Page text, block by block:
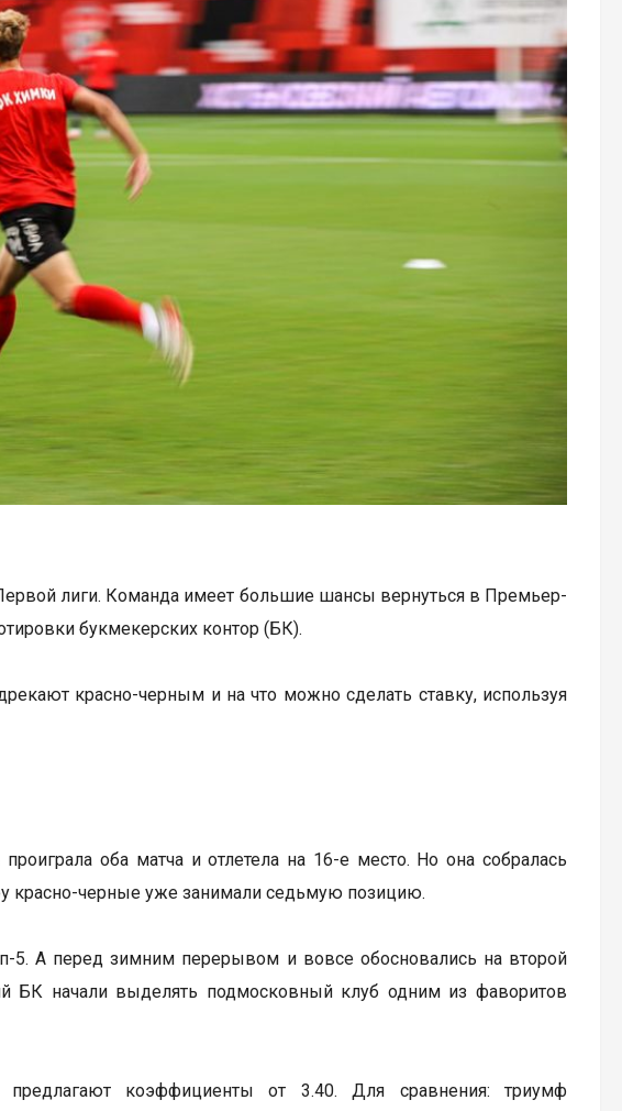
лиги. Команда имеет большие шансы вернуться в Премьер-
букмекерских контор (БК).
красно-черным и на что можно сделать ставку, используя
оба матча и отлетела на 16-е место. Но она собралась
красно-черные уже занимали седьмую позицию.
5. А перед зимним перерывом и вовсе обосновались на второй
БК начали выделять подмосковный клуб одним из фаворитов
коэффициенты от 3.40. Для сравнения: триумф